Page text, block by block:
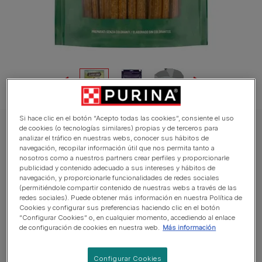
ADVENTUROS Perro Snacks
PURINA® AdVENTuROS Strips Aroma a
Venado
Promedio:4 ( 2valoraciones)
Tamaños disponibles: 90g
Ricos en carne.
Si hace clic en el botón “Acepto todas las cookies”, consiente el uso
de cookies (o tecnologías similares) propias y de terceros para
analizar el tráfico en nuestras webs, conocer sus hábitos de
navegación, recopilar información útil que nos permita tanto a
nosotros como a nuestros partners crear perfiles y proporcionarle
publicidad y contenido adecuado a sus intereses y hábitos de
navegación, y proporcionarle funcionalidades de redes sociales
(permitiéndole compartir contenido de nuestras webs a través de las
redes sociales). Puede obtener más información en nuestra Política de
Cookies y configurar sus preferencias haciendo clic en el botón
“Configurar Cookies” o, en cualquier momento, accediendo al enlace
de configuración de cookies en nuestra web. Más información
Configurar Cookies